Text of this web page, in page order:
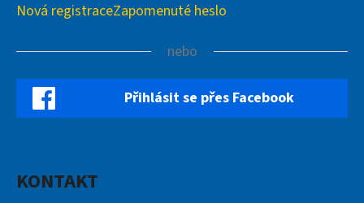
Nová registraceZapomenuté heslo
nebo
Přihlásit se přes Facebook
KONTAKT